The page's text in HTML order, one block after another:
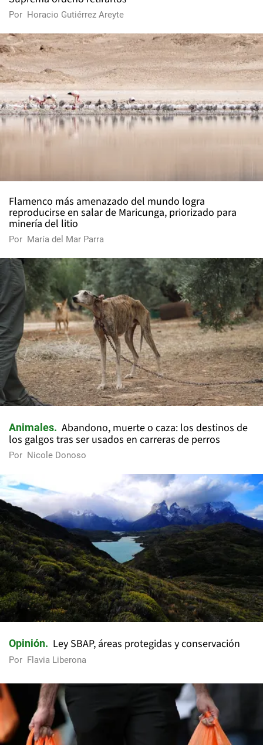
Por Horacio Gutiérrez Areyte
Flamenco más amenazado del mundo logra
reproducirse en salar de Maricunga, priorizado para
minería del litio
Por María del Mar Parra
Animales
Abandono, muerte o caza: los destinos de
los galgos tras ser usados en carreras de perros
Por Nicole Donoso
Opinión Ley SBAP, áreas protegidas y conservación
Por Flavia Liberona